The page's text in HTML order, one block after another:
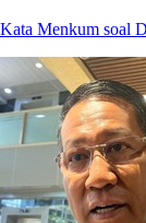
Kata Menkum soal